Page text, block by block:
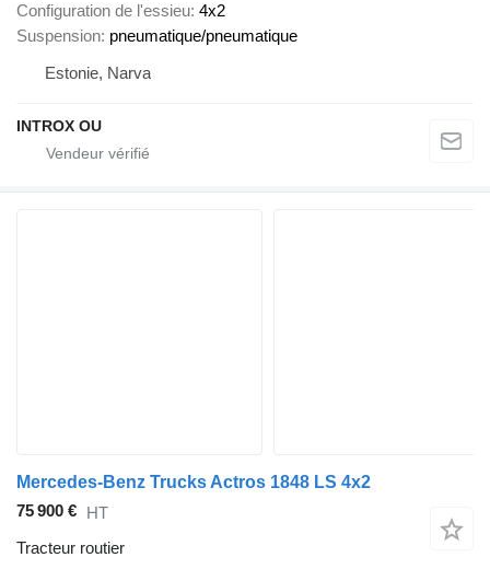
Configuration de l'essieu 4x2
Suspension pneumatique/pneumatique
Estonie, Narva
INTROX OU
Mercedes-Benz Trucks Actros 1848 LS 4x2
75 900 € HT
Tracteur routier